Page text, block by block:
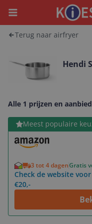
Menu
Terug naar airfryer
Hendi
Alle 1 prijzen en
Meest populaire
3 tot 4 dagenGratis
Check de website
€20,-
Bekijk product